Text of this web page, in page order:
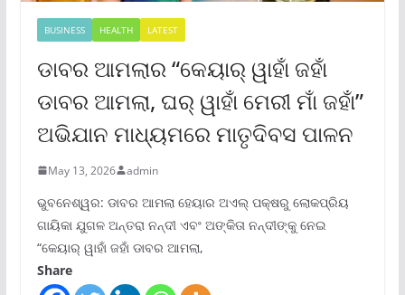
BUSINESS HEALTH LATEST
ଡାବର ଆମଲାର “କେୟାର୍ ୱାହାଁ ଜହାଁ
ଡାବର ଆମଲା, ଘର୍ ୱାହାଁ ମେରୀ ମାଁ ଜହାଁ”
ଅଭିଯାନ ମାଧ୍ୟମରେ ମାତୃଦିବସ ପାଳନ
May 13, 2026 admin
ଭୁବନେଶ୍ୱର: ଡାବର ଆମଲା ହେୟାର ଅଏଲ୍ ପକ୍ଷରୁ ଲୋକପ୍ରିୟ
ଗାୟିକା ଯୁଗଳ ଅନ୍ତରା ନନ୍ଦୀ ଏବଂ ଅଙ୍କିତା ନନ୍ଦୀଙ୍କୁ ନେଇ
“କେୟାର୍ ୱାହାଁ ଜହାଁ ଡାବର ଆମଲା,
Share